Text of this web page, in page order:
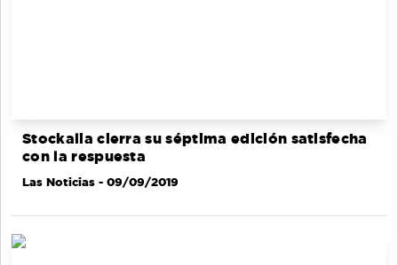
Stockalia cierra su séptima edición satisfecha
con la respuesta
Las Noticias - 09/09/2019